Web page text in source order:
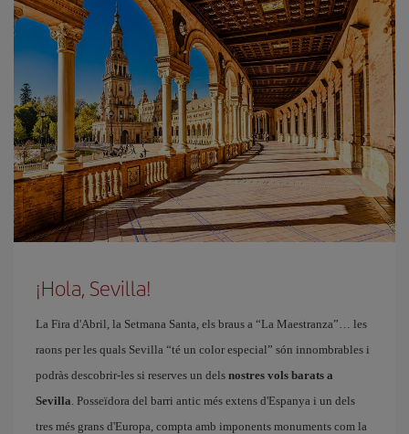
¡Hola, Sevilla!
La Fira d'Abril, la Setmana Santa, els braus a “La Maestranza”… les
raons per les quals Sevilla “té un color especial” són innombrables i
podràs descobrir-les si reserves un dels nostres vols barats a
Sevilla. Posseïdora del barri antic més extens d'Espanya i un dels
tres més grans d'Europa, compta amb imponents monuments com la